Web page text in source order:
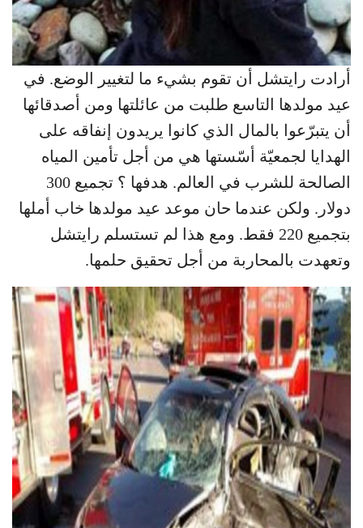
أرادت رايتشل أن تقوم بشيء ما لتغيير الوضع. في
عيد مولدها التاسع طلبت من عائلتها ومن أصدقائها
أن يتبرّعوا بالمال الذي كانوا يريدون إنفاقه على
الهدايا لجمعيّة أسّستها هي من أجل تأمين المياه
الصالحة للشرب في العالم. هدفها ؟ تجميع 300
دولار. ولكن عندما حان موعد عيد مولدها خاب أملها
بتجميع 220 فقط. ومع هذا لم تستسلم رايتشل
وتعهدت بالمحاربة من أجل تحقيق حلمها.